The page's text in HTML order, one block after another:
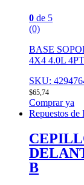
0 de 5
(0)
BASE
4X4 4.0L
SKU:
$65,74
Comprar ya
Repuestos de
B